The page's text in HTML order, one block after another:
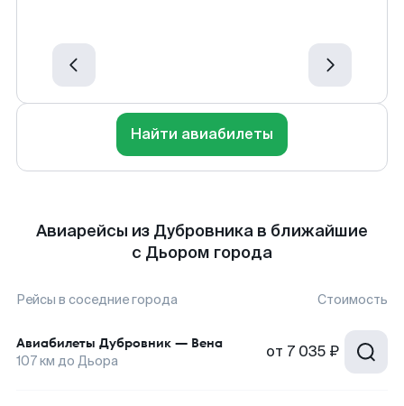
Найти авиабилеты
Авиарейсы из Дубровника в ближайшие
с Дьором города
Рейсы в соседние города Стоимость
Авиабилеты Дубровник — Вена
107км до Дьора от 7 035 ₽